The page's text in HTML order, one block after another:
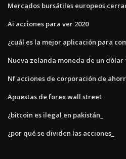
Mercados bursátiles europeos
Ai acciones para ver 2020
¿cuál es la mejor aplicación para
Nueva zelanda moneda de un dólar
Nf acciones de corporación de
Apuestas de forex wall street
¿bitcoin es ilegal en pakistán_
¿por qué se dividen las acciones_